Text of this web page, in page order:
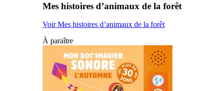
Mes histoires d’animaux de la forêt
Voir Mes histoires d’animaux de la forêt
À paraître